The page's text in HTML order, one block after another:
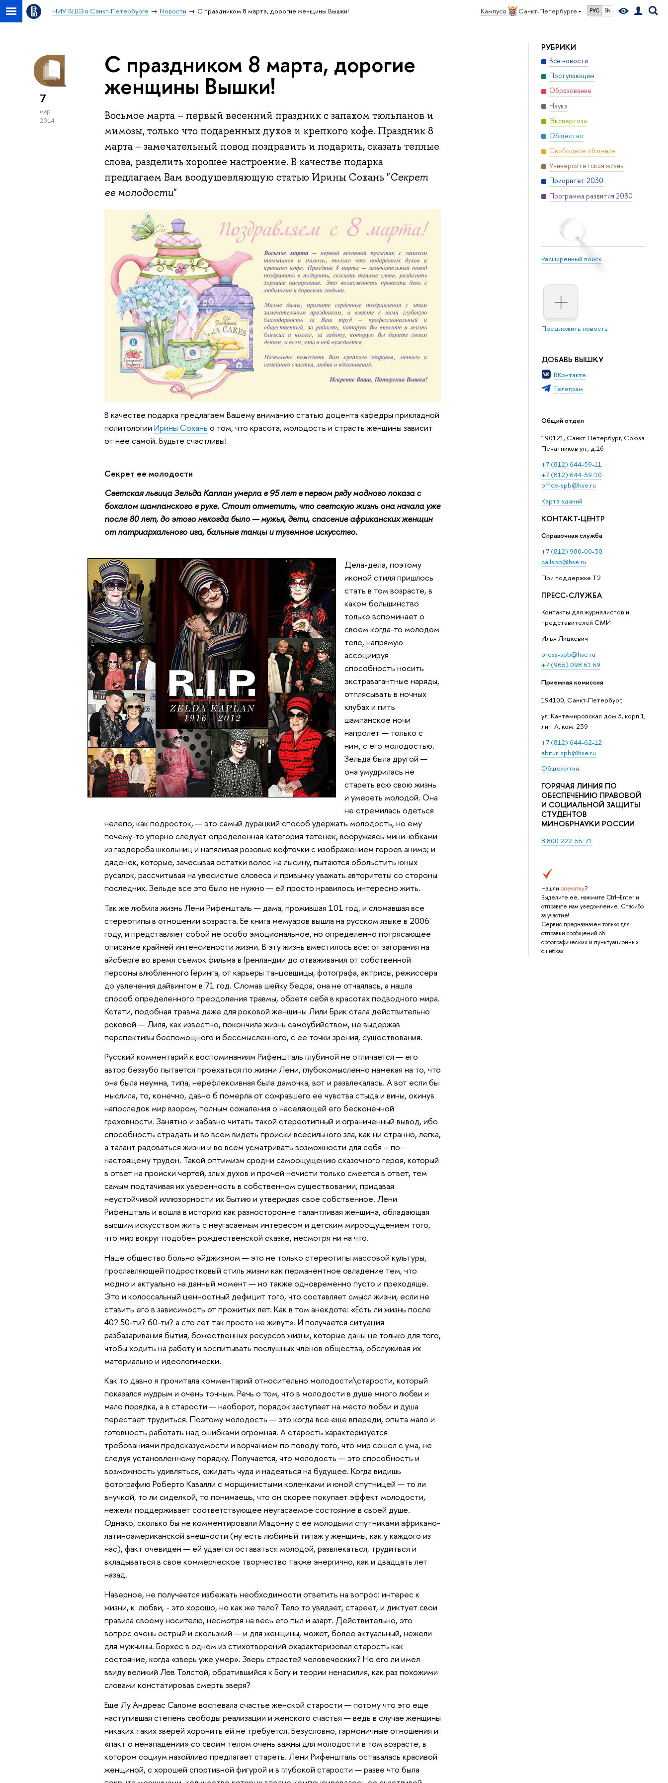
Кампус в Санкт-Петербурге РУС EN
НИУ ВШЭ в Санкт-Петербурге Новости С праздником 8 марта, дорогие женщины Вышки!
РУБРИКИ
Все новости
Поступающим
Образование
Наука
Экспертиза
Общество
Свободное общение
Университетская жизнь
Приоритет 2030
Программа развития 2030
Расширенный поиск
Предложить новость
ДОБАВЬ ВЫШКУ
ВКонтакте
Телеграм
Общий отдел
190121, Санкт-Петербург, Союза
Печатников ул., д.16
+7 (812) 644-59-11
+7 (812) 644-59-10
office-spb@hse.ru
Карта зданий
КОНТАКТ-ЦЕНТР
Справочная служба
+7 (812) 980-00-30
callspb@hse.ru
При поддержке T2
ПРЕСС-СЛУЖБА
Контакты для журналистов и
представителей СМИ
Илья Лицкевич
press-spb@hse.ru
+7 (965) 098 61 69
Приемная комиссия
194100, Санкт-Петербург,
ул. Кантемировская дом 3, корп.1,
лит. А, ком. 239
+7 (812) 644-62-12
abitur-spb@hse.ru
Общежития
ГОРЯЧАЯ ЛИНИЯ ПО
ОБЕСПЕЧЕНИЮ ПРАВОВОЙ
И СОЦИАЛЬНОЙ ЗАЩИТЫ
СТУДЕНТОВ
МИНОБРНАУКИ РОССИИ
8 800 222-55-71
Нашли опечатку?
Выделите её, нажмите Ctrl+Enter и
отправьте нам уведомление. Спасибо
за участие!
Сервис предназначен только для
отправки сообщений об
орфографических и пунктуационных
ошибках.
7
мар
2014
С праздником 8 марта, дорогие
женщины Вышки!
Восьмое марта – первый весенний праздник с запахом тюльпанов и
мимозы, только что подаренных духов и крепкого кофе. Праздник 8
марта – замечательный повод поздравить и подарить, сказать теплые
слова, разделить хорошее настроение. В качестве подарка
предлагаем Вам воодушевляющую статью Ирины Сохань "Секрет
ее молодости"
В качестве подарка предлагаем Вашему вниманию статью доцента кафедры прикладной
политологии Ирины Сохань о том, что красота, молодость и страсть женщины зависит
от нее самой. Будьте счастливы!
Секрет ее молодости
Светская львица Зельда Каплан умерла в 95 лет в первом ряду модного показа с
бокалом шампанского в руке. Стоит отметить, что светскую жизнь она начала уже
после 80 лет, до этого некогда было — мужья, дети, спасение африканских женщин
от патриархального ига, бальные танцы и туземное искусство.
Дела-дела, поэтому
иконой стиля пришлось
стать в том возрасте, в
каком большинство
только вспоминает о
своем когда-то молодом
теле, напрямую
ассоциируя
способность носить
экстравагантные наряды,
отплясывать в ночных
клубах и пить
шампанское ночи
напролет — только с
ним, с его молодостью.
Зельда была другой —
она умудрилась не
стареть всю свою жизнь
и умереть молодой. Она
не стремилась одеться
нелепо, как подросток, — это самый дурацкий способ удержать молодость, но ему
почему-то упорно следует определенная категория тетенек, вооружаясь мини-юбками
из гардероба школьниц и напяливая розовые кофточки с изображением героев анимэ; и
дяденек, которые, зачесывая остатки волос на лысину, пытаются обольстить юных
русалок, рассчитывая на увесистые словеса и привычку уважать авторитеты со стороны
последних. Зельде все это было не нужно — ей просто нравилось интересно жить.
Так же любила жизнь Лени Рифеншталь — дама, прожившая 101 год, и сломавшая все
стереотипы в отношении возраста. Ее книга мемуаров вышла на русском языке в 2006
году, и представляет собой не особо эмоциональное, но определенно потрясающее
описание крайней интенсивности жизни. В эту жизнь вместилось все: от загорания на
айсберге во время съемок фильма в Гренландии до отваживания от собственной
персоны влюбленного Геринга, от карьеры танцовщицы, фотографа, актрисы, режиссера
до увлечения дайвингом в 71 год. Сломав шейку бедра, она не отчаялась, а нашла
способ определенного преодоления травмы, обретя себя в красотах подводного мира.
Кстати, подобная травма даже для роковой женщины Лили Брик стала действительно
роковой — Лиля, как известно, покончила жизнь самоубийством, не выдержав
перспективы беспомощного и бессмысленного, с ее точки зрения, существования.
Русский комментарий к воспоминаниям Рифеншталь глубиной не отличается — его
автор беззубо пытается проехаться по жизни Лени, глубокомысленно намекая на то, что
она была неумна, типа, нерефлексивная была дамочка, вот и развлекалась. А вот если бы
мыслила, то, конечно, давно б померла от сожравшего ее чувства стыда и вины, окинув
напоследок мир взором, полным сожаления о населяющей его бесконечной
греховности. Занятно и забавно читать такой стереотипный и ограниченный вывод, ибо
способность страдать и во всем видеть происки всесильного зла, как ни странно, легка,
а талант радоваться жизни и во всем усматривать возможности для себя – по-
настоящему труден. Такой оптимизм сродни самоощущению сказочного героя, который
в ответ на происки чертей, злых духов и прочей нечисти только смеется в ответ, тем
самым подтачивая их уверенность в собственном существовании, придавая
неустойчивой иллюзорности их бытию и утверждая свое собственное. Лени
Рифеншталь и вошла в историю как разносторонне талантливая женщина, обладающая
высшим искусством жить с неугасаемым интересом и детским мироощущением того,
что мир вокруг подобен рождественской сказке, несмотря ни на что.
Наше общество больно эйджизмом — это не только стереотипы массовой культуры,
прославляющей подростковый стиль жизни как перманентное овладение тем, что
модно и актуально на данный момент — но также одновременно пусто и преходяще.
Это и колоссальный ценностный дефицит того, что составляет смысл жизни, если не
ставить его в зависимость от прожитых лет. Как в том анекдоте: «Есть ли жизнь после
40? 50-ти? 60-ти? а сто лет так просто не живут». И получается ситуация
разбазаривания бытия, божественных ресурсов жизни, которые даны не только для того,
чтобы ходить на работу и воспитывать послушных членов общества, обслуживая их
материально и идеологически.
Как то давно я прочитала комментарий относительно молодости\старости, который
показался мудрым и очень точным. Речь о том, что в молодости в душе много любви и
мало порядка, а в старости — наоборот, порядок заступает на место любви и душа
перестает трудиться. Поэтому молодость — это когда все еще впереди, опыта мало и
готовность работать над ошибками огромная. А старость характеризуется
требованиями предсказуемости и ворчанием по поводу того, что мир сошел с ума, не
следуя установленному порядку. Получается, что молодость — это способность и
возможность удивляться, ожидать чуда и надеяться на будущее. Когда видишь
фотографию Роберто Кавалли с морщинистыми коленками и юной спутницей — то ли
внучкой, то ли сиделкой, то понимаешь, что он скорее покупает эффект молодости,
нежели поддерживает соответствующее неугасаемое состояние в своей душе.
Однако, сколько бы не комментировали Мадонну с ее молодыми спутниками африкано-
латиноамериканской внешности (ну есть любимый типаж у женщины, как у каждого из
нас), факт очевиден — ей удается оставаться молодой, развлекаться, трудиться и
вкладываться в свое коммерческое творчество также энергично, как и двадцать лет
назад.
Наверное, не получается избежать необходимости ответить на вопрос: интерес к
жизни, к любви, - это хорошо, но как же тело? Тело то увядает, стареет, и диктует свои
правила своему носителю, несмотря на весь его пыл и азарт. Действительно, это
вопрос очень острый и скользкий — и для женщины, может, более актуальный, нежели
для мужчины. Борхес в одном из стихотворений охарактеризовал старость как
состояние, когда «зверь уже умер». Зверь страстей человеческих? Не его ли имел
ввиду великий Лев Толстой, обратившийся к Богу и теории ненасилия, как раз похожими
словами констатировав смерть зверя?
Еще Лу Андреас Саломе воспевала счастье женской старости — потому что это еще
наступившая степень свободы реализации и женского счастья — ведь в случае женщины
никаких таких зверей хоронить ей не требуется. Безусловно, гармоничные отношения и
«пакт о ненападении» со своим телом очень важны для молодости в том возрасте, в
котором социум назойливо предлагает стареть. Лени Рифеншталь оставалась красивой
женщиной, с хорошей спортивной фигурой и в глубокой старости — разве что была